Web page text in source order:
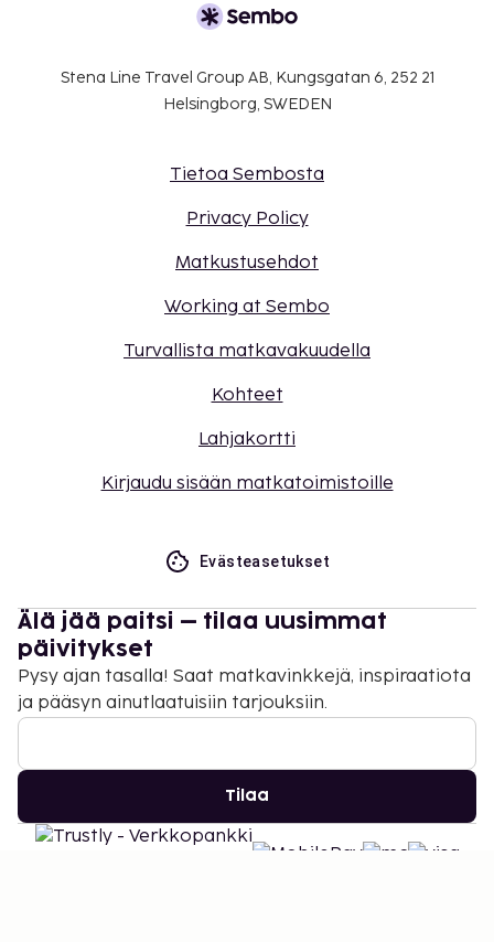
Stena Line Travel Group AB, Kungsgatan 6, 252 21
Helsingborg, SWEDEN
Tietoa Sembosta
Privacy Policy
Matkustusehdot
Working at Sembo
Turvallista matkavakuudella
Kohteet
Lahjakortti
Kirjaudu sisään matkatoimistoille
Evästeasetukset
Älä jää paitsi – tilaa uusimmat
päivitykset
Pysy ajan tasalla! Saat matkavinkkejä, inspiraatiota
ja pääsyn ainutlaatuisiin tarjouksiin.
Tilaa